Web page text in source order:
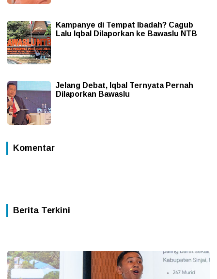
Kampanye di Tempat Ibadah? Cagub
Lalu Iqbal Dilaporkan ke Bawaslu NTB
Jelang Debat, Iqbal Ternyata Pernah
Dilaporkan Bawaslu
Komentar
Berita Terkini